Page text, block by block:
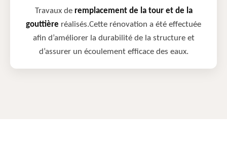
Travaux de remplacement de la tour et de la
gouttière réalisés.Cette rénovation a été effectuée
afin d’améliorer la durabilité de la structure et
d’assurer un écoulement efficace des eaux.